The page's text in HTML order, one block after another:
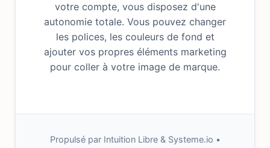
votre compte, vous disposez d'une
autonomie totale. Vous pouvez changer
les polices, les couleurs de fond et
ajouter vos propres éléments marketing
pour coller à votre image de marque.
Propulsé par Intuition Libre & Systeme.io •